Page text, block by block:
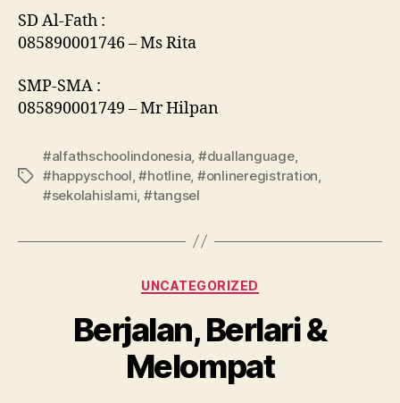
SD Al-Fath :
085890001746 – Ms Rita
SMP-SMA :
085890001749 – Mr Hilpan
#alfathschoolindonesia #duallanguage,
#happyschool ,#hotline, #onlineregistration
#sekolahislami #tangsel
UNCATEGORIZED
Berjalan, Berlari &
Melompat